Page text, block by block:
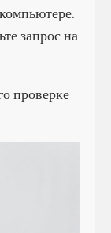
запрос на
проверке